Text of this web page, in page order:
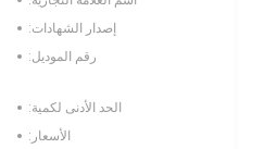
إصدار الشهادات:
رقم الموديل:
الحد الأدنى لكمية:
الأسعار: